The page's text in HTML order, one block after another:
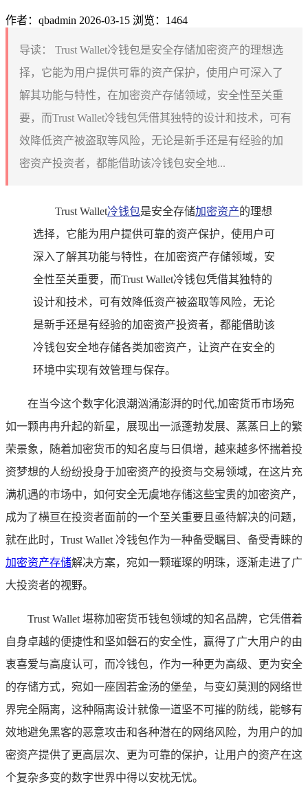
作者：qbadmin 2026-03-15 浏览：1464
导读：
Trust Wallet冷钱包是安全存储加密资产的理想选
择，它能为用户提供可靠的资产保护，使用户可深入了
解其功能与特性，在加密资产存储领域，安全性至关重
要，而Trust Wallet冷钱包凭借其独特的设计和技术，可有
效降低资产被盗取等风险，无论是新手还是有经验的加
密资产投资者，都能借助该冷钱包安全地...
Trust Wallet冷钱包是安全存储加密资产的理想
选择，它能为用户提供可靠的资产保护，使用户可
深入了解其功能与特性，在加密资产存储领域，安
全性至关重要，而Trust Wallet冷钱包凭借其独特的
设计和技术，可有效降低资产被盗取等风险，无论
是新手还是有经验的加密资产投资者，都能借助该
冷钱包安全地存储各类加密资产，让资产在安全的
环境中实现有效管理与保存。
在当今这个数字化浪潮汹涌澎湃的时代,加密货币市场宛
如一颗冉冉升起的新星，展现出一派蓬勃发展、蒸蒸日上的繁
荣景象，随着加密货币的知名度与日俱增，越来越多怀揣着投
资梦想的人纷纷投身于加密资产的投资与交易领域，在这片充
满机遇的市场中，如何安全无虞地存储这些宝贵的加密资产，
成为了横亘在投资者面前的一个至关重要且亟待解决的问题，
就在此时，Trust Wallet 冷钱包作为一种备受瞩目、备受青睐的
加密资产存储解决方案，宛如一颗璀璨的明珠，逐渐走进了广
大投资者的视野。
Trust Wallet 堪称加密货币钱包领域的知名品牌，它凭借着
自身卓越的便捷性和坚如磐石的安全性，赢得了广大用户的由
衷喜爱与高度认可，而冷钱包，作为一种更为高级、更为安全
的存储方式，宛如一座固若金汤的堡垒，与变幻莫测的网络世
界完全隔离，这种隔离设计就像一道坚不可摧的防线，能够有
效地避免黑客的恶意攻击和各种潜在的网络风险，为用户的加
密资产提供了更高层次、更为可靠的保护，让用户的资产在这
个复杂多变的数字世界中得以安枕无忧。